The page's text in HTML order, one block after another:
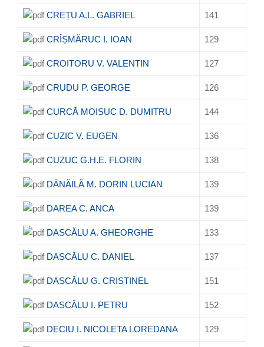
CREȚU A.L. GABRIEL 141
CRÎȘMĂRUC I. IOAN 129
CROITORU V. VALENTIN 127
CRUDU P. GEORGE 126
CURCĂ MOISUC D. DUMITRU 144
CUZIC V. EUGEN 136
CUZUC G.H.E. FLORIN 138
DĂNĂILĂ M. DORIN LUCIAN 139
DAREA C. ANCA 139
DASCĂLU A. GHEORGHE 133
DASCĂLU C. DANIEL 137
DASCĂLU G. CRISTINEL 151
DASCĂLU I. PETRU 152
DECIU I. NICOLETA LOREDANA 129